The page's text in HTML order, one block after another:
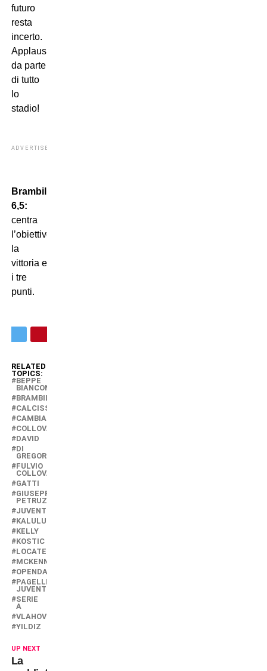
futuro
resta
incerto.
Applausi
da parte
di tutto
lo
stadio!
ADVERTISEMENT
Brambilla
6,5:
centra
l’obiettivo,
la
vittoria e
i tre
punti.
RELATED
TOPICS:
BEPPE
BIANCONERO
BRAMBILLA
CALCISSIMO
CAMBIASO
COLLOVATI
DAVID
DI
GREGORIO
FULVIO
COLLOVATI
GATTI
GIUSEPPE
PETRUZZINI
JUVENTUS
KALULU
KELLY
KOSTIC
LOCATELLI
MCKENNIE
OPENDA
PAGELLE
JUVENTUS
SERIE
A
VLAHOVIC
YILDIZ
UP NEXT
La